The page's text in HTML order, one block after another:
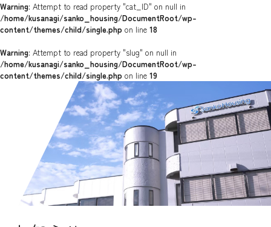
Warning: Attempt to read property "cat_ID" on null in
/home/kusanagi/sanko_housing/DocumentRoot/wp-
content/themes/child/single.php on line 18
Warning: Attempt to read property "slug" on null in
/home/kusanagi/sanko_housing/DocumentRoot/wp-
content/themes/child/single.php on line 19